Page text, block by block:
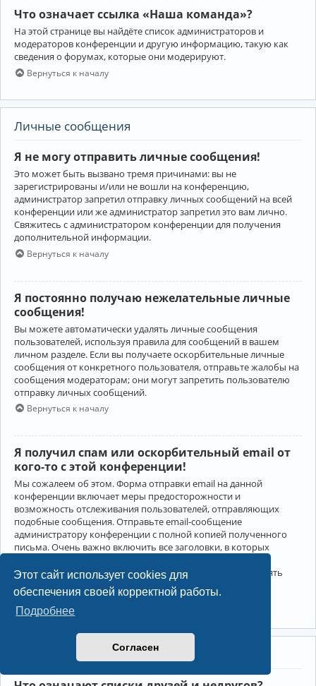
Этот сайт использует cookies для
обеспечения своей корректной работы.
Подробнее
Согласен
Что означает ссылка «Наша команда»?
На этой странице вы найдёте список администраторов и
модераторов конференции и другую информацию, такую как
сведения о форумах, которые они модерируют.
Вернуться к началу
Личные сообщения
Я не могу отправить личные сообщения!
Это может быть вызвано тремя причинами: вы не
зарегистрированы и/или не вошли на конференцию,
администратор запретил отправку личных сообщений на всей
конференции или же администратор запретил это вам лично.
Свяжитесь с администратором конференции для получения
дополнительной информации.
Вернуться к началу
Я постоянно получаю нежелательные личные
сообщения!
Вы можете автоматически удалять личные сообщения
пользователей, используя правила для сообщений в вашем
личном разделе. Если вы получаете оскорбительные личные
сообщения от конкретного пользователя, отправьте жалобы на
сообщения модераторам; они могут запретить пользователю
отправку личных сообщений.
Вернуться к началу
Я получил спам или оскорбительный email от
кого-то с этой конференции!
Мы сожалеем об этом. Форма отправки email на данной
конференции включает меры предосторожности и
возможность отслеживания пользователей, отправляющих
подобные сообщения. Отправьте email-сообщение
администратору конференции с полной копией полученного
письма. Очень важно включить все заголовки, в которых
Администратор конференции сможет в этом случае принять
меры.
Друзья и недруги